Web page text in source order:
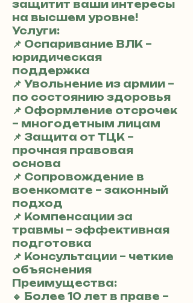
защитит ваши интересы
на высшем уровне!
Услуги:
📌 Оспаривание ВЛК –
юридическая
поддержка
📌 Увольнение из армии –
по состоянию здоровья
📌 Оформление отсрочек
– многодетным лицам
📌 Защита от ТЦК –
прочная правовая
основа
📌 Сопровождение в
военкомате – законный
подход
📌 Компенсации за
травмы – эффективная
подготовка
📌 Консультации – четкие
объяснения
Преимущества:
🔹 Более 10 лет в праве –